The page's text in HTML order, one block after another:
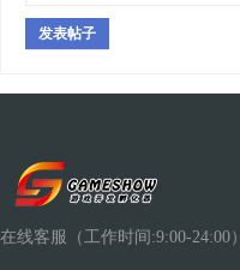
发表帖子
在线客服（工作时间:9:00-24:00）